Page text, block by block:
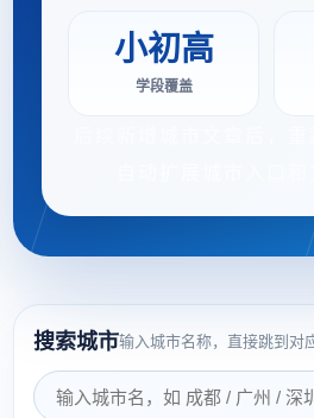
小初高
学段覆盖
搜索城市输入城市名称，直接跳到对